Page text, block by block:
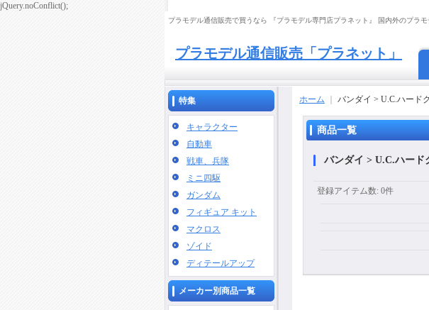
jQuery.noConflict();
プラモデル通信販売で買うなら 『プラモデル専門店プラネット』 国内外のプラ
プラモデル通信販売「プラネット」
特集
キャラクター
自動車
戦車、兵隊
ミニ四駆
ガンダム
フィギュア キット
マクロス
ゾイド
ディテールアップ
メーカー別商品一覧
ホーム バンダイ > U.C.ハード
商品一覧
バンダイ > U.C.ハード
登録アイテム数: 0件